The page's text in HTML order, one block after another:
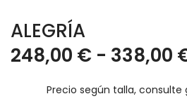
ALEGRÍA
248,00 € - 338,00
Precio según talla, consulte